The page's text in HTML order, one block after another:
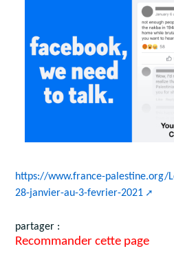
https://www.france-palestine.org/
28-janvier-au-3-fevrier-2021
partager :
Recommander cette page